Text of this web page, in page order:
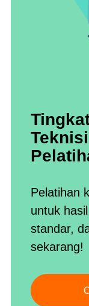
Pelatihan
untuk
standar,
sekarang!